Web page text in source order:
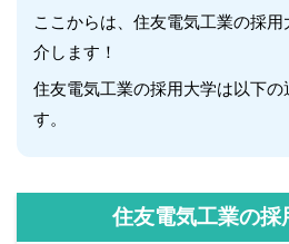
ここからは、住友電気工業の採用
介します！
住友電気工業の採用大学は以下の
す。
住友電気工業の採